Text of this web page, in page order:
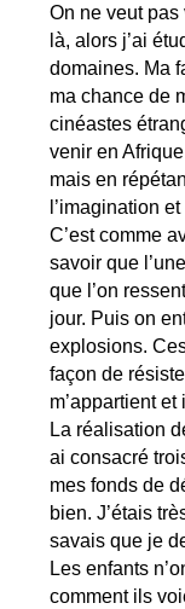
On ne veut
là, alors j’ai
domaines. Ma
ma chance de
cinéastes
venir en
mais en
l’imagination
C’est comme
savoir que
que l’on
jour. Puis on
explosions.
façon de
m’appartient
La réalisation
ai consacré
mes fonds de
bien. J’étais
savais que je
Les enfants
comment ils